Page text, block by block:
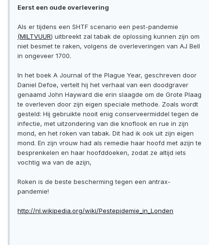
Eerst een oude overlevering
Als er tijdens een SHTF scenario een pest-pandemie
(MILTVUUR) uitbreekt zal tabak de oplossing kunnen zijn om
niet besmet te raken, volgens de overleveringen van AJ Bell
in ongeveer 1700.
In het boek A Journal of the Plague Year, geschreven door
Daniel Defoe, vertelt hij het ​​verhaal van een doodgraver
genaamd John Hayward die erin slaagde om de Grote Plaag
te overleven door zijn eigen speciale methode. Zoals wordt
gesteld: Hij gebruikte nooit enig conserveermiddel tegen de
infectie, met uitzondering van die knoflook en rue in zijn
mond, en het roken van tabak. Dit had ik ook uit zijn eigen
mond. En zijn vrouw had als remedie haar hoofd met azijn te
besprenkelen en haar hoofddoeken, zodat ze altijd iets
vochtig wa van de azijn,
Roken is de beste bescherming tegen een antrax-
pandemie!
http://nl.wikipedia.org/wiki/Pestepidemie_in_Londen